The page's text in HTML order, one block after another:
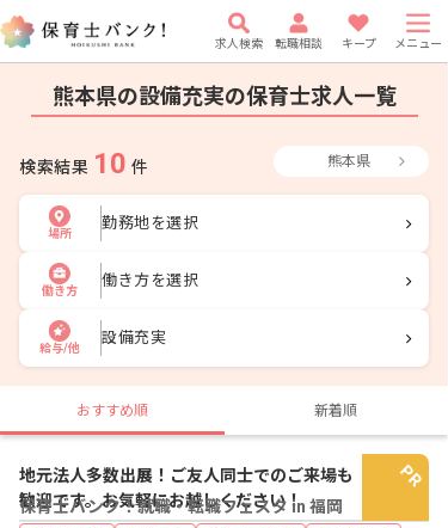
求人検索 転職相談 キープ メニュー
熊本県の設備充実の保育士求人一覧
検索結果 10 件 熊本県
場所
勤務地を選択
働き方
働き方を選択
給与/他
設備充実
おすすめ順 新着順
保育士バンク！就職・転職フェスタ in 福岡
地元法人多数出展！ご友人同士でのご来場も
歓迎です。お気軽にお越しください！